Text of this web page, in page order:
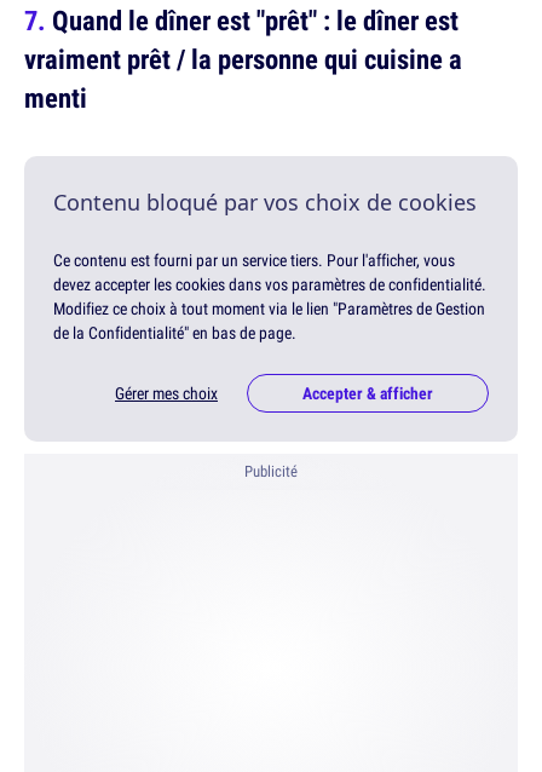
Quand le dîner est "prêt" : le dîner est
vraiment prêt / la personne qui cuisine a
menti
Contenu bloqué par vos choix de cookies
Ce contenu est fourni par un service tiers. Pour l'afficher, vous
devez accepter les cookies dans vos paramètres de confidentialité.
Modifiez ce choix à tout moment via le lien "Paramètres de Gestion
de la Confidentialité" en bas de page.
Gérer mes choix Accepter & afficher
Publicité